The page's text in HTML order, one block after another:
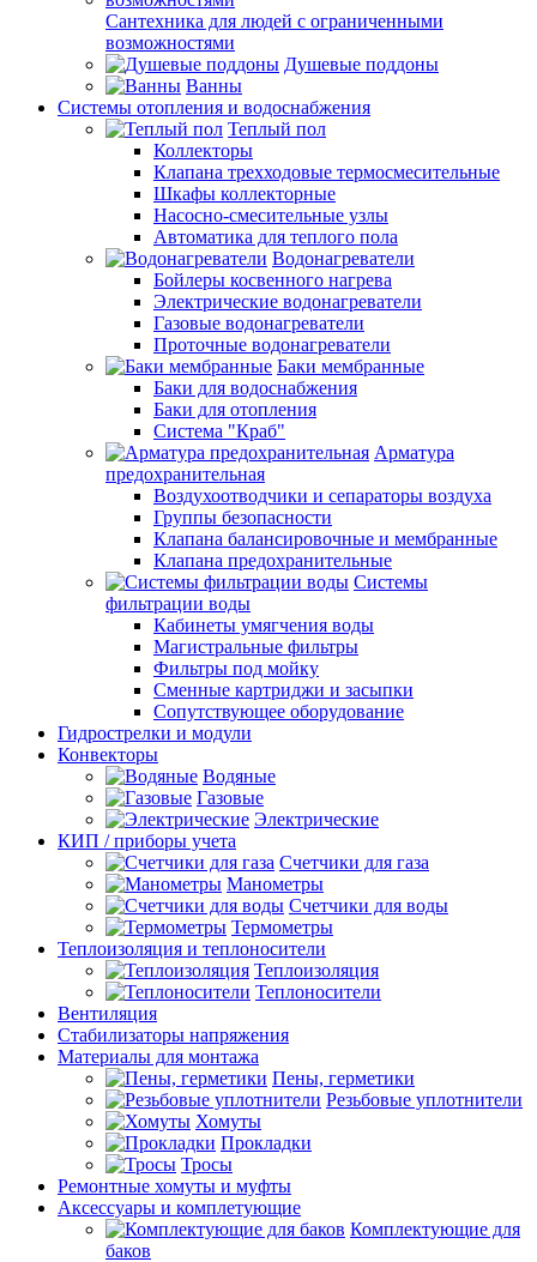
Сантехника для людей с ограниченными
возможностями
Душевые поддоны
Ванны
Системы отопления и водоснабжения
Теплый пол
Коллекторы
Клапана трехходовые термосмесительные
Шкафы коллекторные
Насосно-смесительные узлы
Автоматика для теплого пола
Водонагреватели
Бойлеры косвенного нагрева
Электрические водонагреватели
Газовые водонагреватели
Проточные водонагреватели
Баки мембранные
Баки для водоснабжения
Баки для отопления
Система "Краб"
Арматура
предохранительная
Воздухоотводчики и сепараторы воздуха
Группы безопасности
Клапана балансировочные и мембранные
Клапана предохранительные
Системы
фильтрации воды
Кабинеты умягчения воды
Магистральные фильтры
Фильтры под мойку
Сменные картриджи и засыпки
Сопутствующее оборудование
Гидрострелки и модули
Конвекторы
Водяные
Газовые
Электрические
КИП / приборы учета
Счетчики для газа
Манометры
Счетчики для воды
Термометры
Теплоизоляция и теплоносители
Теплоизоляция
Теплоносители
Вентиляция
Стабилизаторы напряжения
Материалы для монтажа
Пены, герметики
Резьбовые уплотнители
Хомуты
Прокладки
Тросы
Ремонтные хомуты и муфты
Аксессуары и комплетующие
Комплектующие для
баков